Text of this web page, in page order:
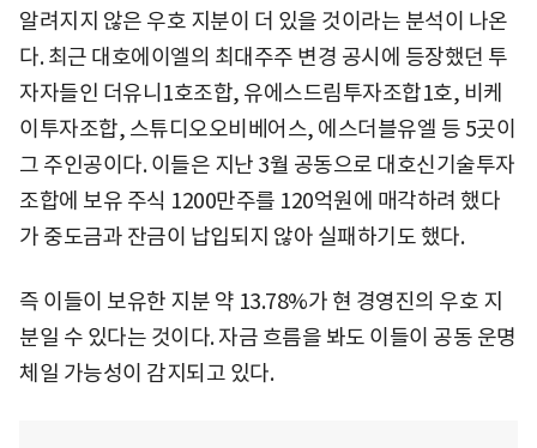
알려지지 않은 우호 지분이 더 있을 것이라는 분석이 나온
다. 최근 대호에이엘의 최대주주 변경 공시에 등장했던 투
자자들인 더유니1호조합, 유에스드림투자조합1호, 비케
이투자조합, 스튜디오오비베어스, 에스더블유엘 등 5곳이
그 주인공이다. 이들은 지난 3월 공동으로 대호신기술투자
조합에 보유 주식 1200만주를 120억원에 매각하려 했다
가 중도금과 잔금이 납입되지 않아 실패하기도 했다.
즉 이들이 보유한 지분 약 13.78%가 현 경영진의 우호 지
분일 수 있다는 것이다. 자금 흐름을 봐도 이들이 공동 운명
체일 가능성이 감지되고 있다.